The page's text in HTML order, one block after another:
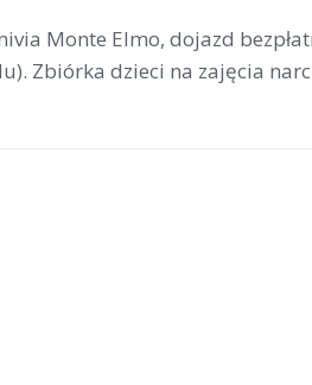
Monte Elmo, dojazd
Zbiórka dzieci na zajęcia